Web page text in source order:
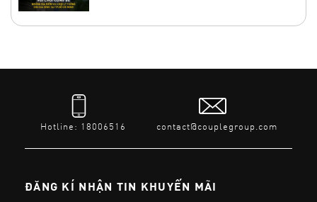
Hotline: 18006516 contact@couplegroup.com
ĐĂNG KÍ NHẬN TIN KHUYẾN MÃI